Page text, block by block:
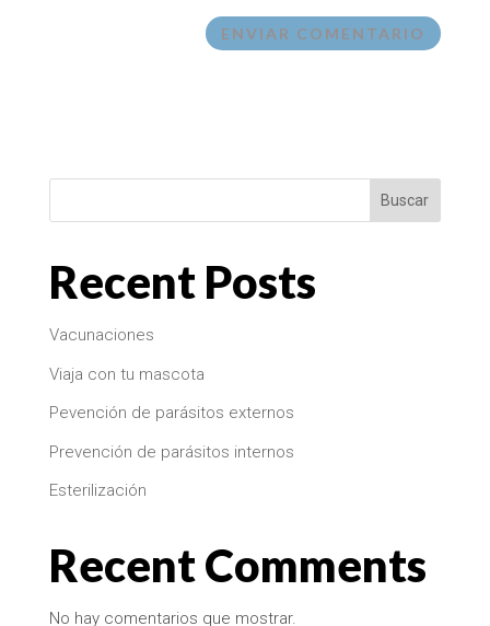
Buscar
Recent Posts
Vacunaciones
Viaja con tu mascota
Pevención de parásitos externos
Prevención de parásitos internos
Esterilización
Recent Comments
No hay comentarios que mostrar.